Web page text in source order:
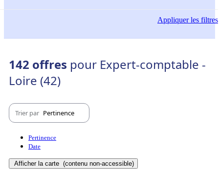
Appliquerles filtres
142 offres pour Expert-comptable -
Loire (42)
Trier par Pertinence
Pertinence
Date
Afficher la carte (contenu non-accessible)